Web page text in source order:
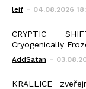
leif - 04.08.2026
CRYPTIC
Cryogenically
AddSatan -
KRALLICE